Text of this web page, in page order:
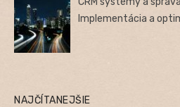
Implementácia a
NAJČÍTANEJŠIE